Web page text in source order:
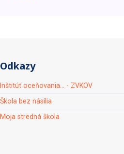
Odkazy
Inštitút oceňovania... - ZVKOV
Škola bez násilia
Moja stredná škola